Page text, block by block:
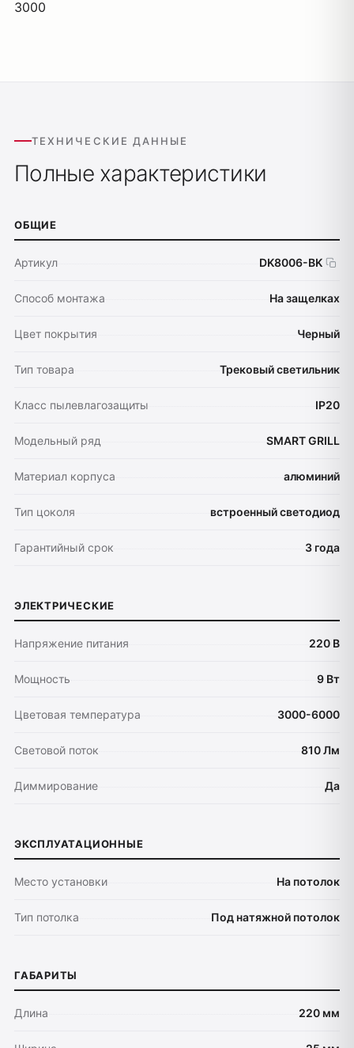
3000
ТЕХНИЧЕСКИЕ ДАННЫЕ
Полные характеристики
ОБЩИЕ
Артикул DK8006-BK
Способ монтажа На защелках
Цвет покрытия Черный
Тип товара Трековый светильник
Класс пылевлагозащиты IP20
Модельный ряд SMART GRILL
Материал корпуса алюминий
Тип цоколя встроенный светодиод
Гарантийный срок 3 года
ЭЛЕКТРИЧЕСКИЕ
Напряжение питания 220 В
Мощность 9 Вт
Цветовая температура 3000-6000
Световой поток 810 Лм
Диммирование Да
ЭКСПЛУАТАЦИОННЫЕ
Место установки На потолок
Тип потолка Под натяжной потолок
ГАБАРИТЫ
Длина 220 мм